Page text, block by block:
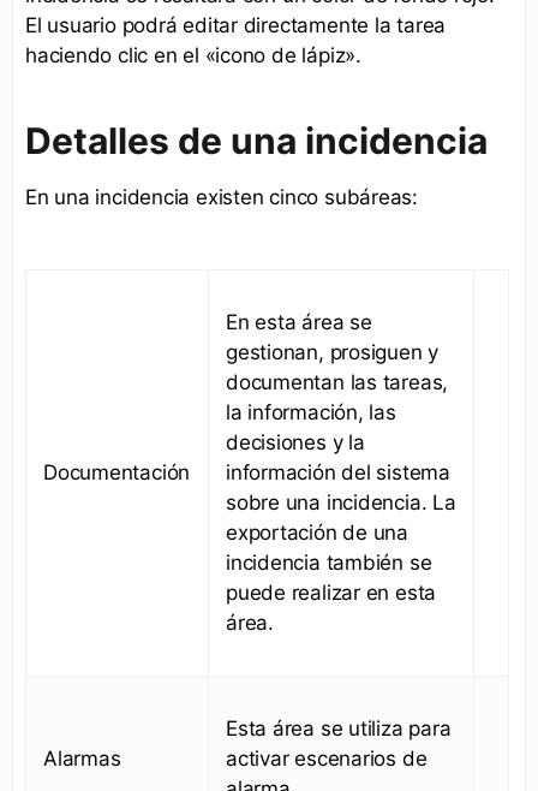
El usuario podrá editar directamente la tarea
haciendo clic en el «icono de lápiz».
Detalles de una incidencia
En una incidencia existen cinco subáreas:
Documentación
En esta área se
gestionan, prosiguen y
documentan las tareas,
la información, las
decisiones y la
información del sistema
sobre una incidencia. La
exportación de una
incidencia también se
puede realizar en esta
área.
Alarmas
Esta área se utiliza para
activar escenarios de